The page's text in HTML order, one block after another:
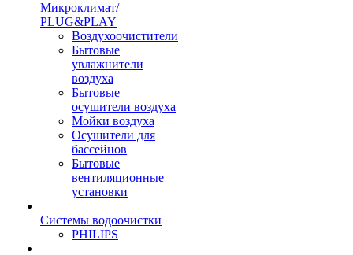
Микроклимат/
PLUG&PLAY
Воздухоочистители
Бытовые
увлажнители
воздуха
Бытовые
осушители воздуха
Мойки воздуха
Осушители для
бассейнов
Бытовые
вентиляционные
установки
Системы водоочистки
PHILIPS